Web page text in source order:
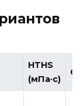
HTHS
(мПа·с)